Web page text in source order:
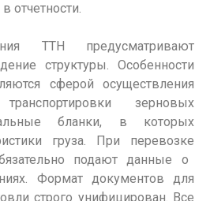
в отчетности.
ТТН предусматривают
структуры. Особенности
сферой осуществления
зерновых
бланки, в которых
груза. При перевозке
подают данные о
Формат документов для
строго унифицирован. Все